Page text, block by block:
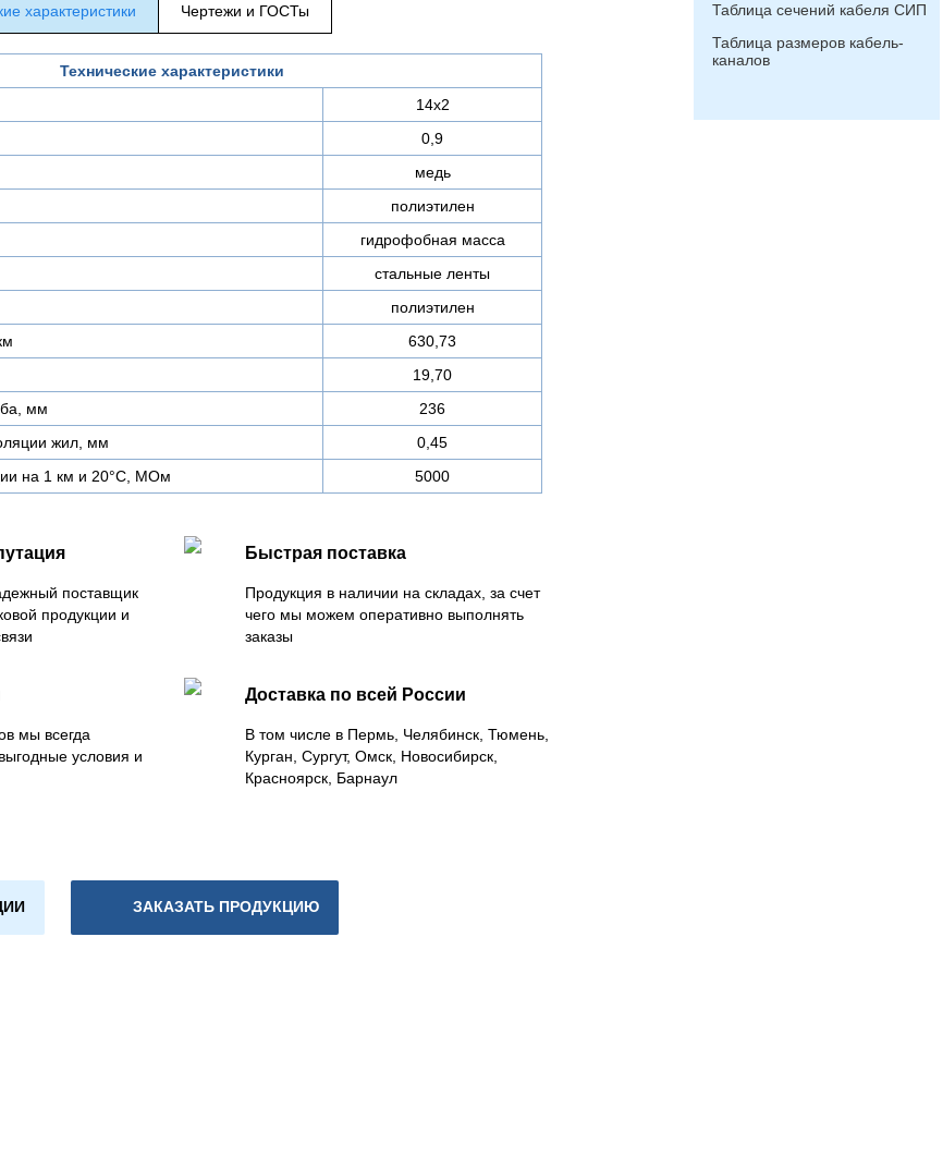
характеристики Чертежи и ГОСТы
Технические характеристики
14х2
0,9
медь
полиэтилен
гидрофобная масса
стальные ленты
полиэтилен
630,73
19,70
мм
236
жил, мм
0,45
на 1 км и 20°С, МОм
5000
поставщик
продукции и
Быстрая поставка
Продукция в наличии на складах, за счет
чего мы можем оперативно выполнять
заказы
мы всегда
условия и
Доставка по всей России
В том числе в Пермь, Челябинск, Тюмень,
Курган, Сургут, Омск, Новосибирск,
Красноярск, Барнаул
ЗАКАЗАТЬ ПРОДУКЦИЮ
Таблица сечений кабеля СИП
Таблица размеров кабель-
каналов